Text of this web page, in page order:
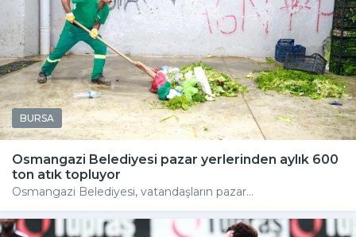
BURSA
Osmangazi Belediyesi pazar yerlerinden aylık 600
ton atık topluyor
Osmangazi Belediyesi, vatandaşların pazar...